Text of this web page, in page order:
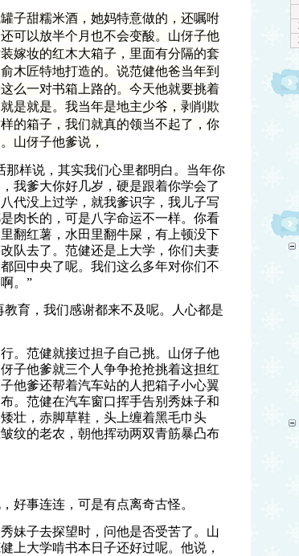
子甜糯米酒，她妈特意做的，还嘱咐
可以放半个月也不会变酸。山伢子他
嫁妆的红木大箱子，里面有分隔的套
木匠特地打造的。说范健他爸当年到
么一对书箱上路的。今天他就要挑着
是就是。我当年是地主少爷，剥削欺
的箱子，我们就真的领当不起了，你
山伢子他爹说，
样说，其实我们心里都明白。当年你
我爹大你好几岁，硬是跟着你学会了
代没上过学，就我爹识字，我儿子写
肉长的，可是八字命运不一样。你看
翻红薯，水田里翻牛屎，有上顿没下
队去了。范健还是上大学，你们夫妻
回中央了呢。我们这么多年对你们不
。”
育，我们感谢都来不及呢。人心都是
。范健就接过担子自己挑。山伢子他
子他爹就三个人争争抢抢挑着这担红
他爹还帮着汽车站的人把箱子小心翼
。范健在汽车窗口挥手告别秀妹子和
壮，赤脚草鞋，头上缠着黑毛巾头
纹的老农，朝他挥动两双青筋暴凸布
好事连连，可是有点离奇古怪。
妹子去探望时，问他是否受苦了。山
上大学啃书本日子还好过呢。他说，